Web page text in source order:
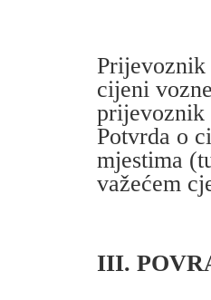
Prijevoznik
cijeni
prijevoznik
Potvrda o
mjestima
važećem
III.